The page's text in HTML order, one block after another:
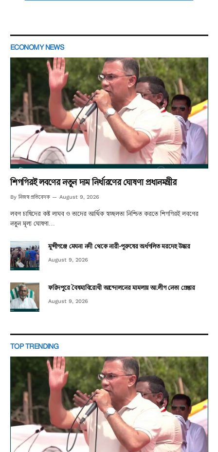
ECONOMY NEWS
শিগগিরই লবণের নতুন দাম নির্ধারণের ঘোষণা প্রধানমন্ত্রীর
By নিজস্ব প্রতিবেদক August 9, 2026
লবণ চাষিদের কষ্ট লাঘব ও তাদের আর্থিক স্বচ্ছলতা নিশ্চিত করতে শিগগিরই লবণের
নতুন মূল্য ঘোষণা…
মুন্সীগঞ্জে মেঘনা নদী থেকে নারী-পুরুষের অর্ধগলিত মরদেহ উদ্ধার
August 9, 2026
ফরিদপুরে বৈষম্যবিরোধী আন্দোলনের মামলায় আ.লীগ নেতা গ্রেপ্তার
August 9, 2026
TOP TRENDING